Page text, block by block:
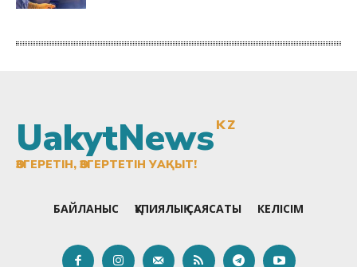
UakytNewsKZ
ӨЗГЕРЕТІН, ӨЗГЕРТЕТІН УАҚЫТ!
БАЙЛАНЫС ҚҰПИЯЛЫҚ САЯСАТЫ КЕЛІСІМ